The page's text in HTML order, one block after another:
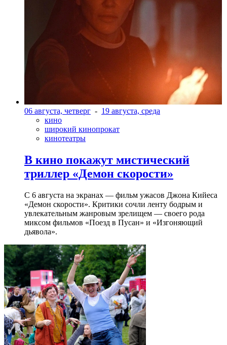
06 августа, четверг - 19 августа, среда
кино
широкий кинопрокат
кинотеатры
В кино покажут мистический
триллер «Демон скорости»
С 6 августа на экранах — фильм ужасов Джона Кийеса
«Демон скорости». Критики сочли ленту бодрым и
увлекательным жанровым зрелищeм — своего рода
миксом фильмов «Поезд в Пусан» и «Изгоняющий
дьявола».